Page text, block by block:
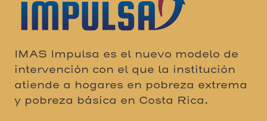
intervención con el que la institución
atiende a hogares en pobreza extrema
y pobreza básica en Costa Rica.